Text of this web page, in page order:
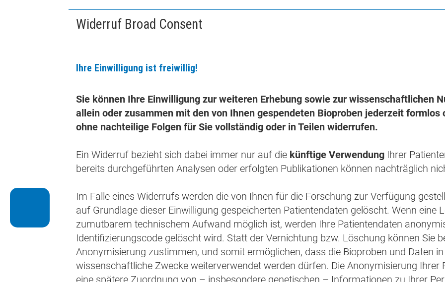
Campus
Kerckhoff
Widerruf Broad Consent
Ihre Einwilligung ist freiwillig!
Sie können Ihre Einwilligung zur weiteren Erhebung sowie zur wissenschaftlichen
allein oder zusammen mit den von Ihnen gespendeten Bioproben jederzeit formlos
ohne nachteilige Folgen für Sie vollständig oder in Teilen widerrufen.
Ein Widerruf bezieht sich dabei immer nur auf die künftige Verwendung Ihrer
bereits durchgeführten Analysen oder erfolgten Publikationen können nachträglich
Im Falle eines Widerrufs werden die von Ihnen für die Forschung zur Verfügung
auf Grundlage dieser Einwilligung gespeicherten Patientendaten gelöscht. Wenn eine
zumutbarem technischem Aufwand möglich ist, werden Ihre Patientendaten
Identifizierungscode gelöscht wird. Statt der Vernichtung bzw. Löschung können Sie
Anonymisierung zustimmen, und somit ermöglichen, dass die Bioproben und Daten
wissenschaftliche Zwecke weiterverwendet werden dürfen. Die Anonymisierung Ihrer
eine spätere Zuordnung von – insbesondere genetischen – Informationen zu Ihrer